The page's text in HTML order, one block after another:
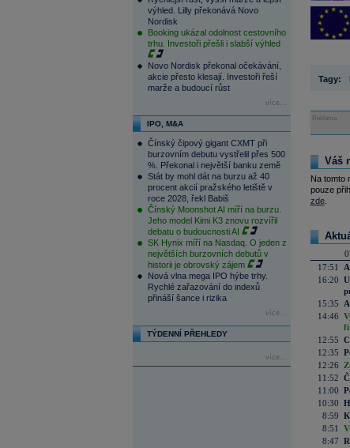
výhled. Lilly překonává Novo
Nordisk
Booking ukázal odolnost cestovního
trhu. Investoři přešli i slabší výhled
Novo Nordisk překonal očekávání,
akcie přesto klesají. Investoři řeší
marže a budoucí růst
více...
IPO, M&A
Čínský čipový gigant CXMT při
burzovním debutu vystřelil přes 500
%. Překonal i největší banku země
Stát by mohl dát na burzu až 40
procent akcií pražského letiště v
roce 2028, řekl Babiš
Čínský Moonshot AI míří na burzu.
Jeho model Kimi K3 znovu rozvířil
debatu o budoucnosti AI
SK Hynix míří na Nasdaq. O jeden z
největších burzovních debutů v
historii je obrovský zájem
Nová vlna mega IPO hýbe trhy.
Rychlé zařazování do indexů
přináší šance i rizika
více...
TÝDENNÍ PŘEHLEDY
více...
Tagy:
Reklama
Váš
Na tomto
pouze
zde.
17:51
16:20
15:35
14:46
12:55
12:35
12:26
11:52
11:00
10:30
8:59
8:51
8:47